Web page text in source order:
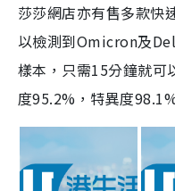
莎莎網店亦有售多款快
以檢測到Omicron及
樣本，只需15分鐘就可
度95.2%，特異度